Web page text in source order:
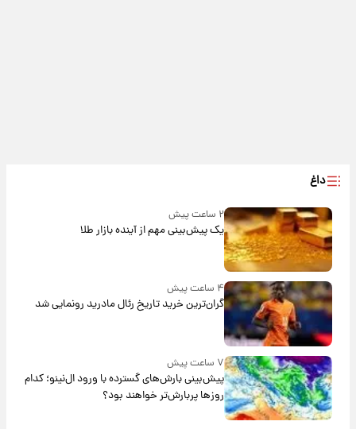
داغ
۲ ساعت پیش
یک پیش‌بینی مهم از آینده بازار طلا
۴ ساعت پیش
گران‌ترین خرید تاریخ رئال مادرید رونمایی شد
۷ ساعت پیش
پیش‌بینی بارش‌های گسترده با ورود ال‌نینو؛ کدام
روزها پربارش‌تر خواهند بود؟